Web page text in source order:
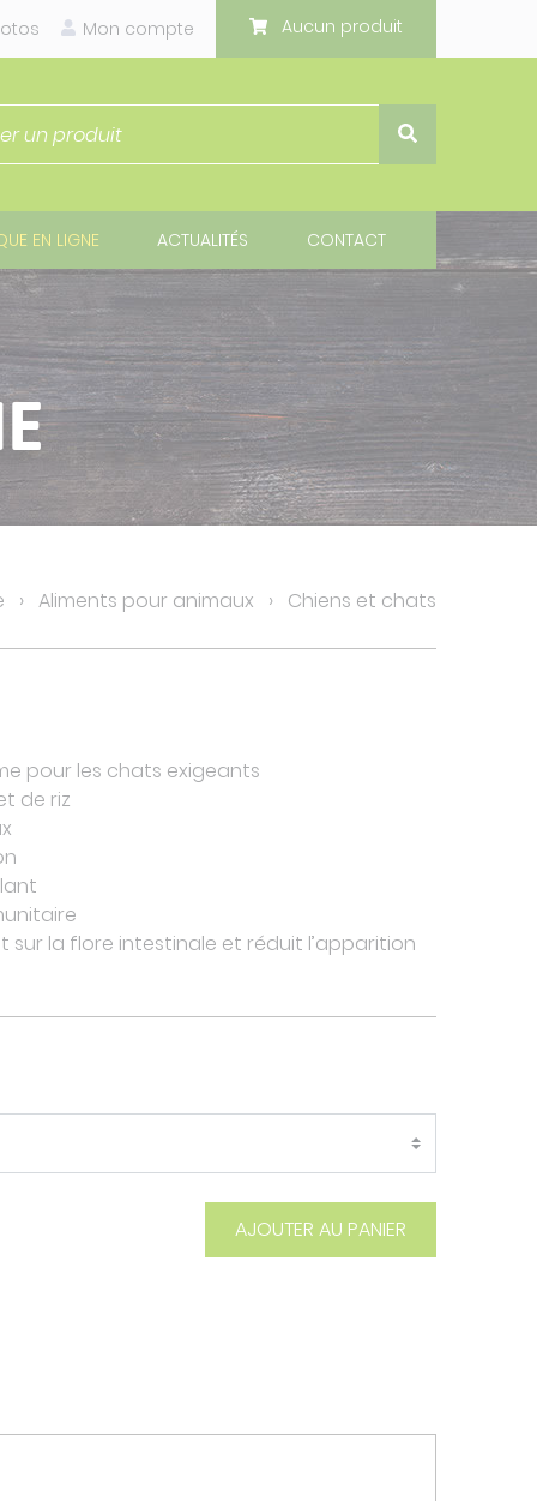
Mon compte Aucun produit
EN LIGNE ACTUALITÉS CONTACT
Aliments pour animaux Chiens et chats
pour les chats exigeants
de riz
sur la flore intestinale et réduit l’apparition
AJOUTER AU PANIER